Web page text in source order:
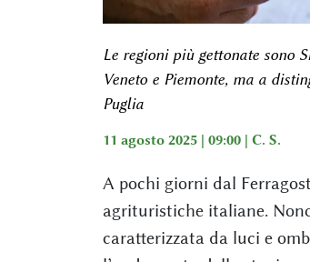
Le regioni più gettonate sono
Veneto e Piemonte, ma a
Puglia
11 agosto 2025 | 09:00 | C. S.
A pochi giorni dal
agrituristiche italiane.
caratterizzata da luci e